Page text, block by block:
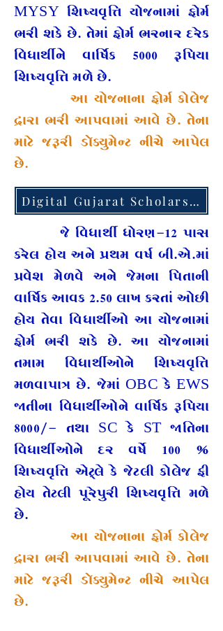
MYSY શિષ્યવૃત્તિ યોજનામાં ફોર્મ
ભરી શકે છે. તેમાં ફોર્મ ભરનાર દરેક
વિધાર્થીને વાર્ષિક 5000 રૂપિયા
શિષ્યવૃત્તિ મળે છે.
​આ યોજનાના ફોર્મ કોલેજ
દ્રારા ભરી આપવામાં આવે છે. તેના
માટે જરૂરી ડૉક્યુમેન્ટ નીચે આપેલ
છે.
Digital Gujarat Scholarship
જે વિધાર્થી ધોરણ-12 પાસ
કરેલ હોય અને પ્રથમ વર્ષ બી.એ.માં
પ્રવેશ મેળવે અને જેમના પિતાની
વાર્ષિક આવક 2.50 લાખ કરતાં ઓછી
હોય તેવા વિધાર્થીઓ આ યોજનામાં
ફોર્મ ભરી શકે છે. આ યોજનામાં
તમામ વિધાર્થીઓને શિષ્યવૃત્તિ
મળવાપાત્ર છે. જેમાં OBC કે EWS
જાતીના વિધાર્થીઓને વાર્ષિક રૂપિયા
8000/- તથા SC કે ST જાતિના
વિધાર્થીઓને દર વર્ષે 100 %
શિષ્યવૃત્તિ એટ્લે કે જેટલી કોલેજ ફી
હોય તેટલી પૂરેપુરી શિષ્યવૃત્તિ મળે
છે.
આ યોજનાના ફોર્મ કોલેજ
દ્રારા ભરી આપવામાં આવે છે. તેના
માટે જરૂરી ડૉક્યુમેન્ટ નીચે આપેલ
છે.